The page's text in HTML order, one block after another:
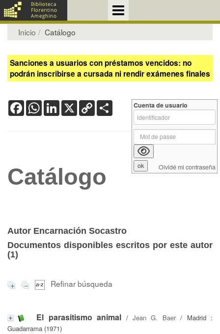
Inicio Catálogo
Sanciones a usuarios con préstamos vencidos: no
podrán inscribirse a cursada ni rendir exámenes finales
FacebookWhatsApp
LinkedIn
X Copy
Link
Catálogo
Autor Encarnación Socastro
Documentos disponibles escritos por este autor
(1)
Refinar búsqueda
El parasitismo animal /Jean G. Baer/ Madrid :
Guadarrama (1971)
Cuenta de usuario
Olvidé mi contraseña